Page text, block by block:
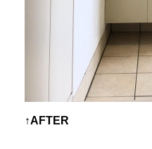
↑AFTER